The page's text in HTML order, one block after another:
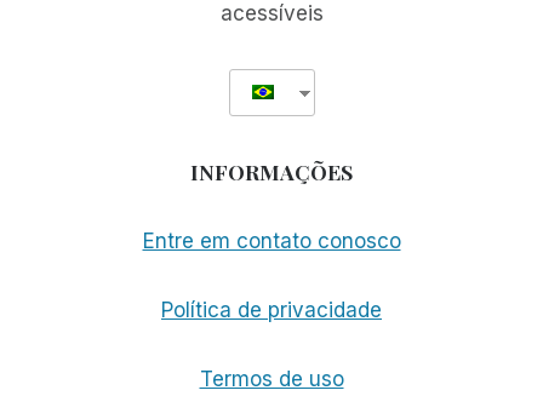
acessíveis
INFORMAÇÕES
Entre em contato conosco
Política de privacidade
Termos de uso